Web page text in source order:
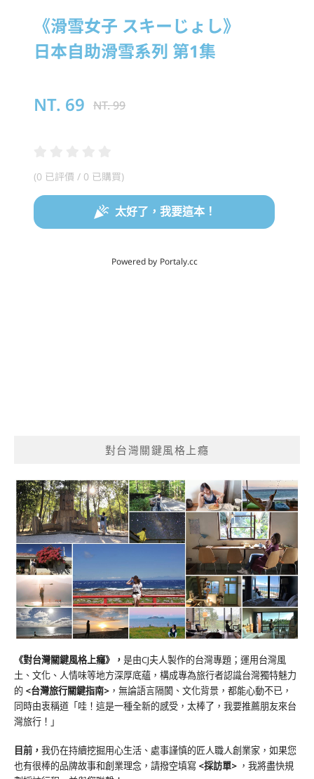
對台灣關鍵風格上癮
《對台灣關鍵風格上癮》 ， 是由CJ夫人製作的台灣專題；運用台灣風
土、文化、人情味等地方深厚底蘊，構成專為旅行者認識台灣獨特魅力
的 <台灣旅行關鍵指南> ，無論語言隔閡、文化背景，都能心動不已，
同時由衷稱道「哇！這是一種全新的感受，太棒了，我要推薦朋友來台
灣旅行！」
目前， 我仍在持續挖掘用心生活、處事謹慎的匠人職人創業家，如果您
也有很棒的品牌故事和創業理念，請撥空填寫 <採訪單> ，我將盡快規